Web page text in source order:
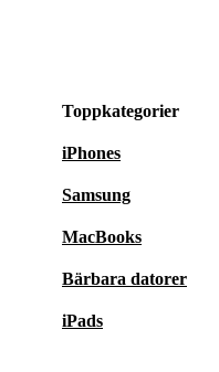
Toppkategorier
iPhones
Samsung
MacBooks
Bärbara datorer
iPads